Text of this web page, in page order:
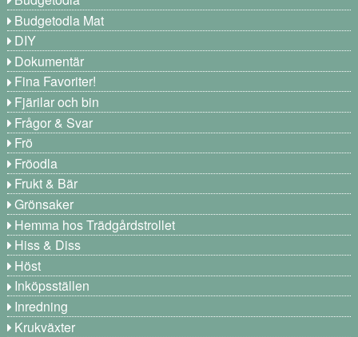
Budgetodla Mat
DIY
Dokumentär
Fina Favoriter!
Fjärilar och bin
Frågor & Svar
Frö
Fröodla
Frukt & Bär
Grönsaker
Hemma hos Trädgårdstrollet
Hiss & Diss
Höst
Inköpsställen
Inredning
Krukväxter